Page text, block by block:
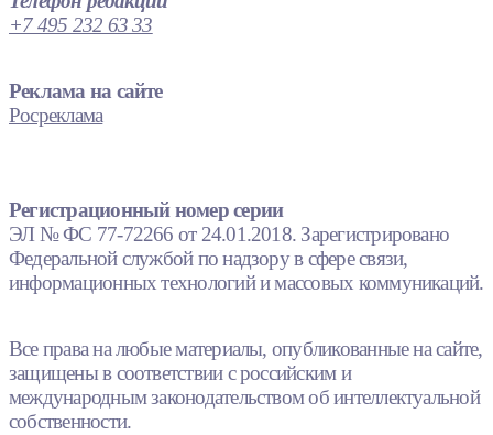
+7 495 232 63 33
Реклама на сайте
Росреклама
Регистрационный номер серии
ЭЛ № ФС 77-72266 от 24.01.2018. Зарегистрировано
Федеральной службой по надзору в сфере связи,
информационных технологий и массовых коммуникаций.
Все права на любые материалы, опубликованные на сайте,
защищены в соответствии с российским и
международным законодательством об интеллектуальной
собственности.